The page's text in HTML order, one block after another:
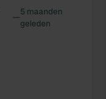
—5 maanden
geleden